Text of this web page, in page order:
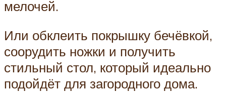
мелочей.
Или обклеить покрышку бечёвкой,
соорудить ножки и получить
стильный стол, который идеально
подойдёт для загородного дома.